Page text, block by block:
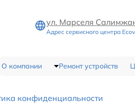
ул. Марселя
Адрес сервисного центра
О компании Ремонт устройств
конфиденциальности